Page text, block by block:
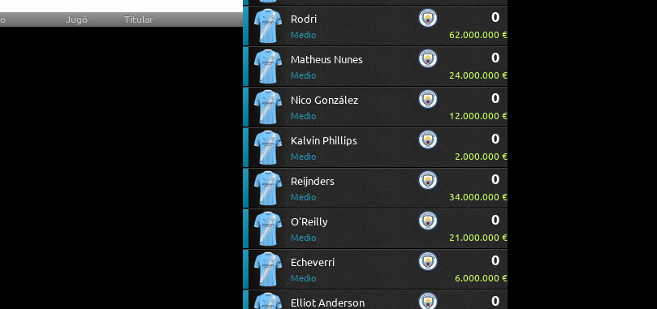
Jugó Titular Rodri
Medio
0
62.000.000 €
Matheus Nunes
Medio
0
24.000.000 €
Nico González
Medio
0
12.000.000 €
Kalvin Phillips
Medio
0
2.000.000 €
Reijnders
Medio
0
34.000.000 €
O'Reilly
Medio
0
21.000.000 €
Echeverri
Medio
0
6.000.000 €
Elliot Anderson 0